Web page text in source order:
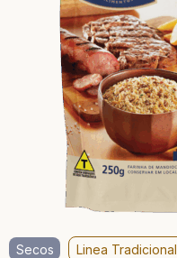
Secos Linea Tradicional